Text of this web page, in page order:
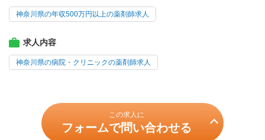
神奈川県の年収500万円以上の薬剤師求人
求人内容
神奈川県の病院・クリニックの薬剤師求人
この求人に
フォームで問い合わせる